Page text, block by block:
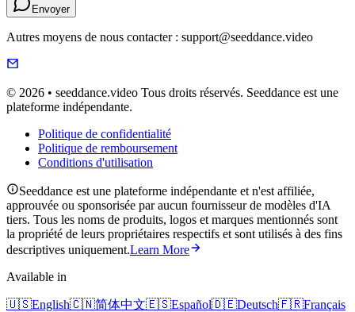
Envoyer
Autres moyens de nous contacter : support@seeddance.video
© 2026 • seeddance.video Tous droits réservés. Seeddance est une
plateforme indépendante.
Politique de confidentialité
Politique de remboursement
Conditions d'utilisation
Seeddance est une plateforme indépendante et n'est affiliée,
approuvée ou sponsorisée par aucun fournisseur de modèles d'IA
tiers. Tous les noms de produits, logos et marques mentionnés sont
la propriété de leurs propriétaires respectifs et sont utilisés à des fins
descriptives uniquement.Learn More
Available in
🇺🇸English🇨🇳简体中文🇪🇸Español🇩🇪Deutsch🇫🇷Français